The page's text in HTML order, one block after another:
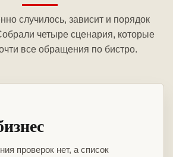
случилось, зависит и порядок
четыре сценария, которые
все обращения по бистро.
проверок нет, а список